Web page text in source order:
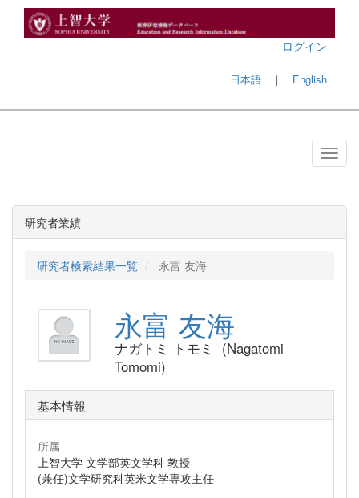
ログイン
日本語 ｜ English
研究者業績
研究者検索結果一覧 永富 友海
永富 友海
ナガトミ トモミ (Nagatomi
Tomomi)
基本情報
所属
上智大学 文学部英文学科 教授
(兼任)文学研究科英米文学専攻主任